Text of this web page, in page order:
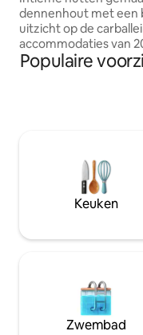
dennenhout met een
uitzicht op de
accommodaties van
eenvoudige en
die de hut het
maken voor
Multifunctioneel
binnen als buiten.
douche. 20 m2
personen Bed 180 cm
Badkamer
accommodatie
Verwarming
Wifi usb-stopcontact
Populaire
Keuken
Zwembad